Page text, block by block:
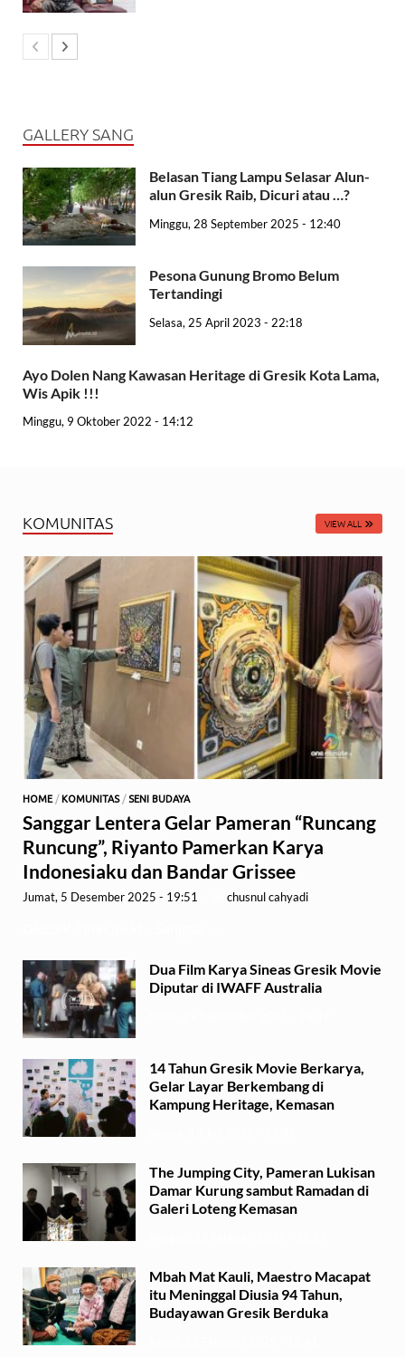
GALLERY SANG
Belasan Tiang Lampu Selasar Alun-
alun Gresik Raib, Dicuri atau …?
Minggu, 28 September 2025 - 12:40
Pesona Gunung Bromo Belum
Tertandingi
Selasa, 25 April 2023 - 22:18
Ayo Dolen Nang Kawasan Heritage di Gresik Kota Lama,
Wis Apik !!!
Minggu, 9 Oktober 2022 - 14:12
KOMUNITAS VIEW ALL
HOME / KOMUNITAS/ SENI BUDAYA
Sanggar Lentera Gelar Pameran “Runcang
Runcung”, Riyanto Pamerkan Karya
Indonesiaku dan Bandar Grissee
Jumat, 5 Desember 2025 - 19:51 chusnul cahyadi
Dua Film Karya Sineas Gresik Movie
Diputar di IWAFF Australia
14 Tahun Gresik Movie Berkarya,
Gelar Layar Berkembang di
Kampung Heritage, Kemasan
The Jumping City, Pameran Lukisan
Damar Kurung sambut Ramadan di
Galeri Loteng Kemasan
Mbah Mat Kauli, Maestro Macapat
itu Meninggal Diusia 94 Tahun,
Budayawan Gresik Berduka